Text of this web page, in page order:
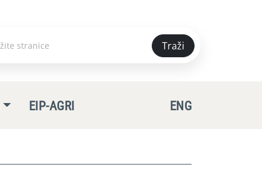
Traži
EIP-AGRI ENG